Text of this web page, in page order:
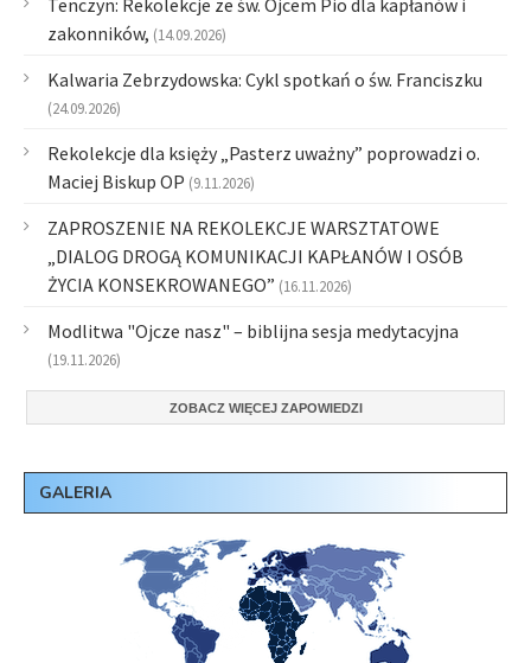
Tenczyn: Rekolekcje ze św. Ojcem Pio dla kapłanów i
zakonników, (14.09.2026)
Kalwaria Zebrzydowska: Cykl spotkań o św. Franciszku
(24.09.2026)
Rekolekcje dla księży „Pasterz uważny” poprowadzi o.
Maciej Biskup OP (9.11.2026)
ZAPROSZENIE NA REKOLEKCJE WARSZTATOWE
„DIALOG DROGĄ KOMUNIKACJI KAPŁANÓW I OSÓB
ŻYCIA KONSEKROWANEGO” (16.11.2026)
Modlitwa "Ojcze nasz" – biblijna sesja medytacyjna
(19.11.2026)
ZOBACZ WIĘCEJ ZAPOWIEDZI
GALERIA